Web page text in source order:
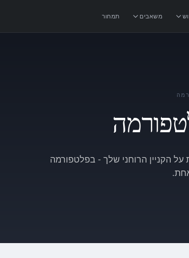
משאבים תמחור
הקניין הרוחני שלך - בפלטפורמה